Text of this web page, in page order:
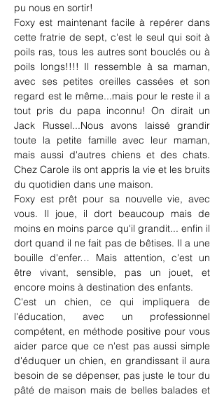
pu nous en sortir!
Foxy est maintenant facile à repérer dans
cette fratrie de sept, c'est le seul qui soit à
poils ras, tous les autres sont bouclés ou à
poils longs!!!! Il ressemble à sa maman,
avec ses petites oreilles cassées et son
regard est le même...mais pour le reste il a
tout pris du papa inconnu! On dirait un
Jack Russel...Nous avons laissé grandir
toute la petite famille avec leur maman,
mais aussi d'autres chiens et des chats.
Chez Carole ils ont appris la vie et les bruits
du quotidien dans une maison.
Foxy est prêt pour sa nouvelle vie, avec
vous. Il joue, il dort beaucoup mais de
moins en moins parce qu'il grandit... enfin il
dort quand il ne fait pas de bêtises. Il a une
bouille d'enfer… Mais attention, c'est un
être vivant, sensible, pas un jouet, et
encore moins à destination des enfants.
C'est un chien, ce qui impliquera de
l'éducation, avec un professionnel
compétent, en méthode positive pour vous
aider parce que ce n'est pas aussi simple
d'éduquer un chien, en grandissant il aura
besoin de se dépenser, pas juste le tour du
pâté de maison mais de belles balades et